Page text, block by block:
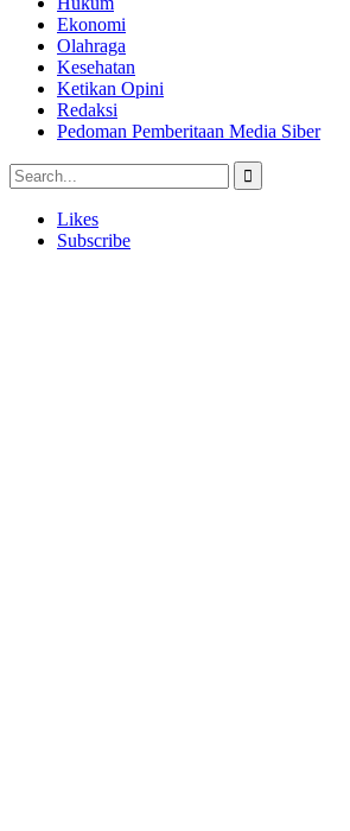
Ekonomi
Olahraga
Kesehatan
Ketikan Opini
Redaksi
Pedoman Pemberitaan Media Siber
Likes
Subscribe